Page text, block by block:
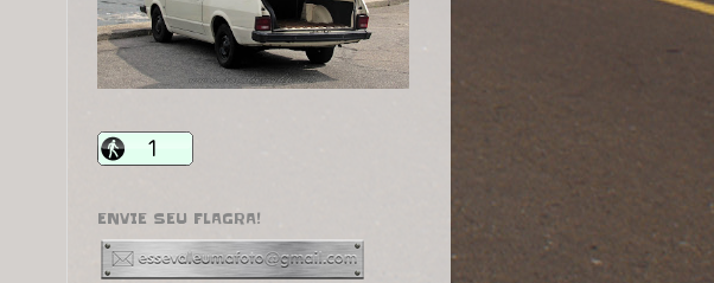
ENVIE SEU FLAGRA!